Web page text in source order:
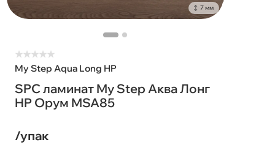
7 мм
★★★★★
My Step Aqua Long HP
SPC ламинат My Step Аква Лонг
HP Орум MSA85
/упак